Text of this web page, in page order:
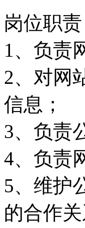
岗位职责
1、负责
2、对网
信息；
3、负责
4、负责
5、维护
的合作关